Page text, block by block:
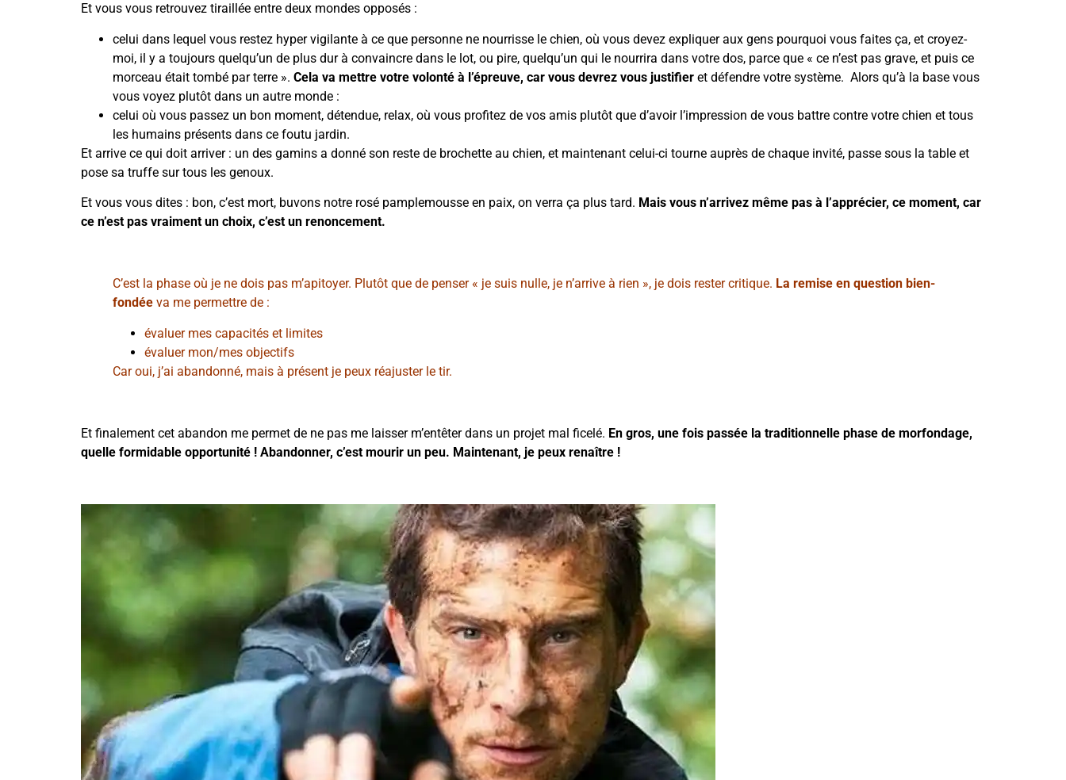
Et vous vous retrouvez tiraillée entre deux mondes opposés :
celui dans lequel vous restez hyper vigilante à ce que personne ne nourrisse le chien, où vous devez expliquer aux gens pourquoi vous faites ça, et croyez-
moi, il y a toujours quelqu’un de plus dur à convaincre dans le lot, ou pire, quelqu’un qui le nourrira dans votre dos, parce que « ce n’est pas grave, et puis ce
morceau était tombé par terre ». Cela va mettre votre volonté à l’épreuve, car vous devrez vous justifier et défendre votre système. Alors qu’à la base vous
vous voyez plutôt dans un autre monde :
celui où vous passez un bon moment, détendue, relax, où vous profitez de vos amis plutôt que d’avoir l’impression de vous battre contre votre chien et tous
les humains présents dans ce foutu jardin.
Et arrive ce qui doit arriver : un des gamins a donné son reste de brochette au chien, et maintenant celui-ci tourne auprès de chaque invité, passe sous la table et
pose sa truffe sur tous les genoux.
Et vous vous dites : bon, c’est mort, buvons notre rosé pamplemousse en paix, on verra ça plus tard. Mais vous n’arrivez même pas à l’apprécier, ce moment, car
ce n’est pas vraiment un choix, c’est un renoncement.
C’est la phase où je ne dois pas m’apitoyer. Plutôt que de penser « je suis nulle, je n’arrive à rien », je dois rester critique. La remise en question bien-
fondée va me permettre de :
évaluer mes capacités et limites
évaluer mon/mes objectifs
Car oui, j’ai abandonné, mais à présent je peux réajuster le tir.
Et finalement cet abandon me permet de ne pas me laisser m’entêter dans un projet mal ficelé. En gros, une fois passée la traditionnelle phase de morfondage,
quelle formidable opportunité ! Abandonner, c’est mourir un peu. Maintenant, je peux renaître !